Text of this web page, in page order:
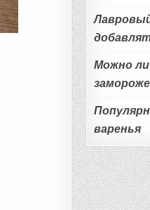
Можно ли
варенья